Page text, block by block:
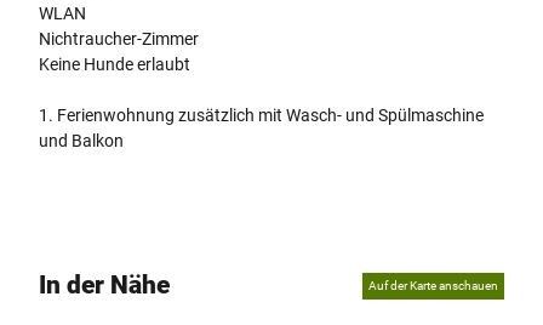
WLAN
Nichtraucher-Zimmer
Keine Hunde erlaubt
1. Ferienwohnung zusätzlich mit Wasch- und Spülmaschine
und Balkon
In der Nähe Auf der Karte anschauen